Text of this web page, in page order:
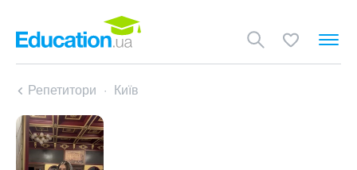
Репетитори Київ